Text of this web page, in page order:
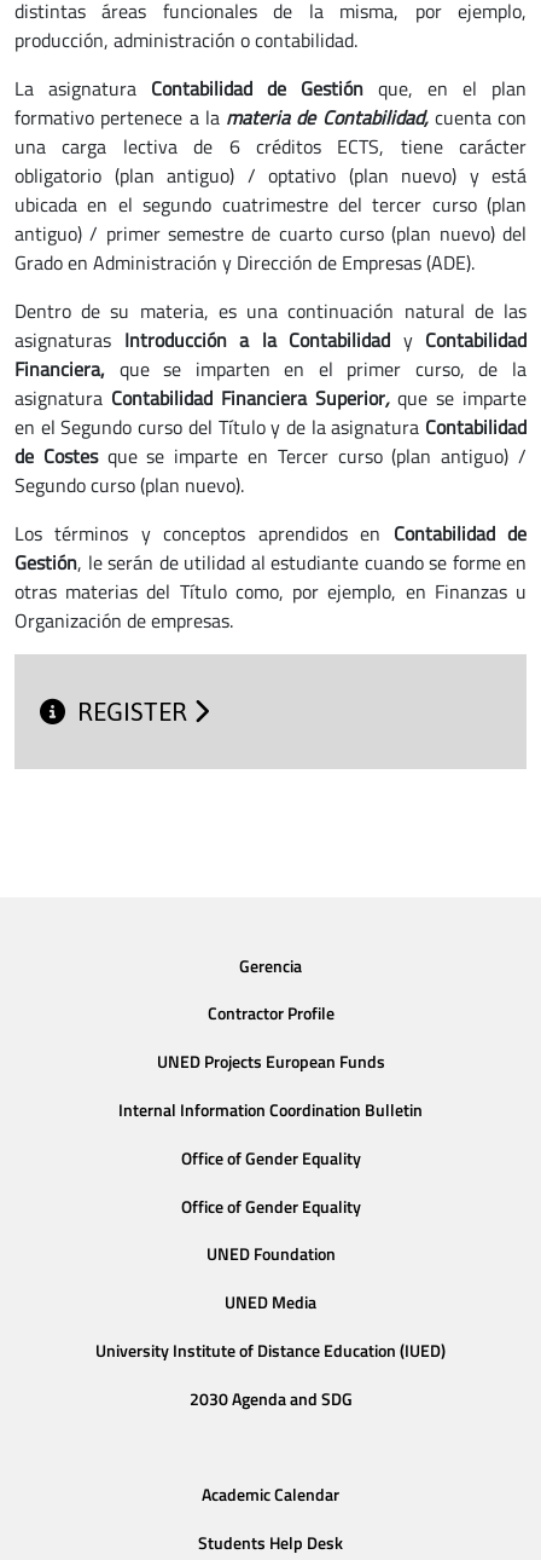
distintas áreas funcionales de la misma, por ejemplo,
producción, administración o contabilidad.
La asignatura Contabilidad de Gestión que, en el plan
formativo pertenece a la materia de Contabilidad, cuenta con
una carga lectiva de 6 créditos ECTS, tiene carácter
obligatorio (plan antiguo) / optativo (plan nuevo) y está
ubicada en el segundo cuatrimestre del tercer curso (plan
antiguo) / primer semestre de cuarto curso (plan nuevo) del
Grado en Administración y Dirección de Empresas (ADE).
Dentro de su materia, es una continuación natural de las
asignaturas Introducción a la Contabilidad y Contabilidad
Financiera, que se imparten en el primer curso, de la
asignatura Contabilidad Financiera Superior,que se imparte
en el Segundo curso del Título y de la asignatura Contabilidad
de Costesque se imparte en Tercer curso (plan antiguo) /
Segundo curso (plan nuevo).
Los términos y conceptos aprendidos en Contabilidad de
Gestión, le serán de utilidad al estudiante cuando se forme en
otras materias del Título como, por ejemplo, en Finanzas u
Organización de empresas.
REGISTER
Gerencia
Contractor Profile
UNED Projects European Funds
Internal Information Coordination Bulletin
Office of Gender Equality
Office of Gender Equality
UNED Foundation
UNED Media
University Institute of Distance Education (IUED)
2030 Agenda and SDG
Academic Calendar
Students Help Desk